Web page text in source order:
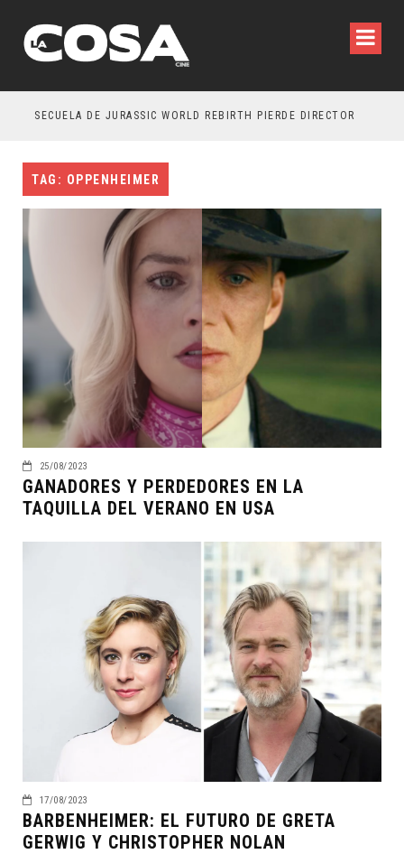
SECUELA DE JURASSIC WORLD REBIRTH PIERDE DIRECTOR
TAG: OPPENHEIMER
25/08/2023
GANADORES Y PERDEDORES EN LA
TAQUILLA DEL VERANO EN USA
17/08/2023
BARBENHEIMER: EL FUTURO DE GRETA
GERWIG Y CHRISTOPHER NOLAN